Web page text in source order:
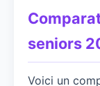
seniors
Voici un